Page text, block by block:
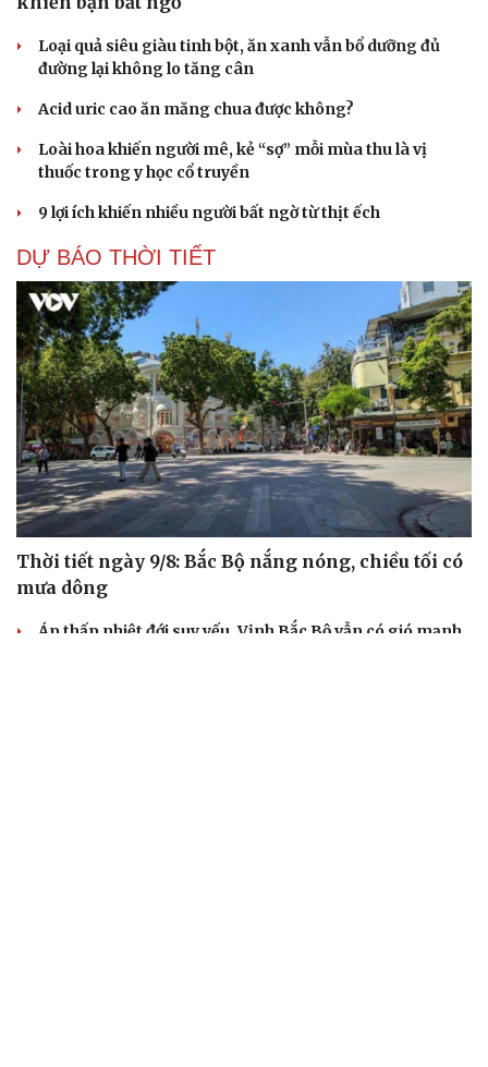
Loại quả siêu giàu tinh bột, ăn xanh vẫn bổ dưỡng đủ
đường lại không lo tăng cân
Acid uric cao ăn măng chua được không?
Loài hoa khiến người mê, kẻ “sợ” mỗi mùa thu là vị
thuốc trong y học cổ truyền
9 lợi ích khiến nhiều người bất ngờ từ thịt ếch
DỰ BÁO THỜI TIẾT
Thời tiết ngày 9/8: Bắc Bộ nắng nóng, chiều tối có
mưa dông
Áp thấp nhiệt đới suy yếu, Vịnh Bắc Bộ vẫn có gió mạnh